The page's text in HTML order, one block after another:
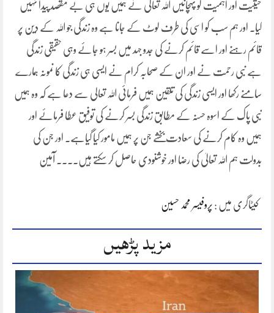
حیثیت اور اہمیت کو پہچانیں اللہ تعالیٰ نے ہمیں یوں ہی بے مقصد پیدا نہیں
کیا۔ اور ہم سب کو اسی کی طرف لوٹ کے جانا ہے وہ زندگی جو اللہ کے دین پر
قائم رہنے اور اسے قائم کرنے کی جدو جہد میں بسر ہو جائے وہی حقیقی زندگی
ہے نبی رحمت نے اور ان کے صحابہ کرام نے ایسی ہی زندگی کا نمونہ ہمارے
سامنے رکھا اور ایسی زندگی کی تلقین ہمیں فرمائی اللہ تعالی سے دعا ہے کہ وہ ہمیں
نبی پاک کے اسوہ حسنہ کے مطابق زندگی بسر کرنے کی توفیق عطا فرمائے اور
ہمیں وہ کام کرنے کی سعادت بخشے جن پر ہمیں مامور کیا گیاہے۔ اور جن کی
بدولت ہم اللہ تعالیٰ کی رضا اور خوشنودی حاصل کر سکتے ہیں۔۔۔۔ آمین
کیٹاگری میں : پروفیسر محمد حسین
مزید پڑھیں